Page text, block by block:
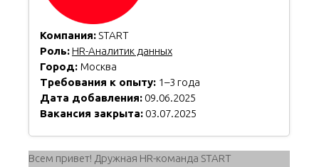
Компания: START
Роль:HR-Аналитик данных
Город: Москва
Требования к опыту: 1–3 года
Дата добавления: 09.06.2025
Вакансия закрыта: 03.07.2025
Всем привет! Дружная HR-команда START